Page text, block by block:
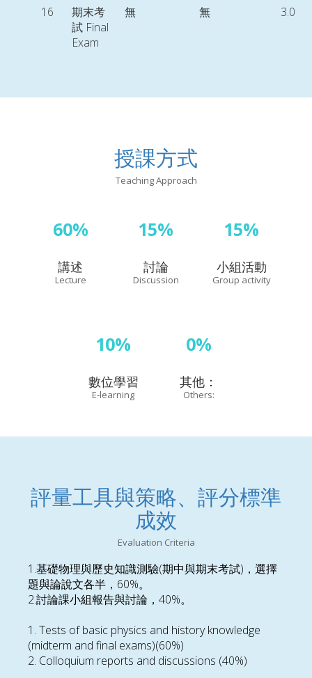
16
期末考
試 Final
Exam
無 無 3.0
授課方式
Teaching Approach
60%
講述
Lecture
15%
討論
Discussion
15%
小組活動
Group activity
10%
數位學習
E-learning
0%
其他：
Others:
評量工具與策略、評分標準
成效
Evaluation Criteria
1.基礎物理與歷史知識測驗(期中與期末考試)，選擇
題與論說文各半，60%。
2.討論課小組報告與討論，40%。
1. Tests of basic physics and history knowledge
(midterm and final exams)(60%)
2. Colloquium reports and discussions (40%)